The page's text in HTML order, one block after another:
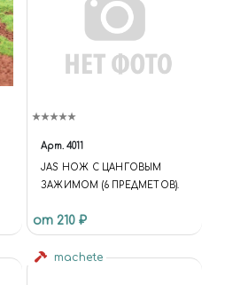
Арт. 4011
JAS НОЖ С ЦАНГОВЫМ
ЗАЖИМОМ (6 ПРЕДМЕТОВ).
от 210 ₽
machete